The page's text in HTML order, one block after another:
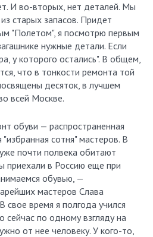
И во-вторых, нет деталей. Мы
старых запасов. Придет
"Полетом", я посмотрю первым
нужные детали. Если
у которого остались". В общем,
что в тонкости ремонта той
десяток, в лучшем
всей Москве.
обуви — распространенная
"избранная сотня" мастеров. В
почти полвека обитают
приехали в Россию еще при
обувью, —
мастеров Слава
время я полгода учился
сейчас по одному взгляду на
от нее человеку. У кого-то,